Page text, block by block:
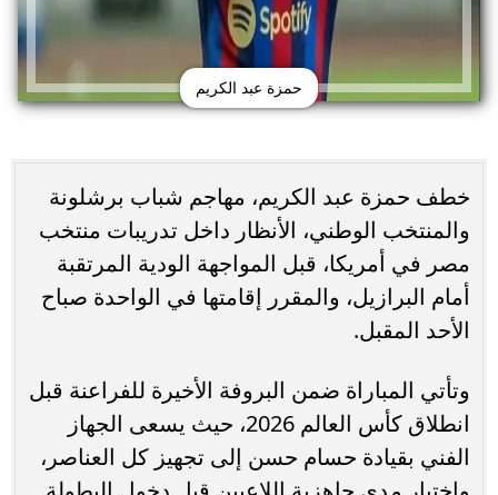
حمزة عبد الكريم
خطف حمزة عبد الكريم، مهاجم شباب برشلونة
والمنتخب الوطني، الأنظار داخل تدريبات منتخب
مصر في أمريكا، قبل المواجهة الودية المرتقبة
أمام البرازيل، والمقرر إقامتها في الواحدة صباح
الأحد المقبل.
وتأتي المباراة ضمن البروفة الأخيرة للفراعنة قبل
انطلاق كأس العالم 2026، حيث يسعى الجهاز
الفني بقيادة حسام حسن إلى تجهيز كل العناصر،